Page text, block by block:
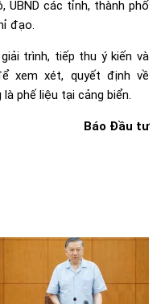
UBND các tỉnh, thành phố
đạo.
trình, tiếp thu ý kiến và
xem xét, quyết định về
phế liệu tại cảng biển.
Báo Đầu tư